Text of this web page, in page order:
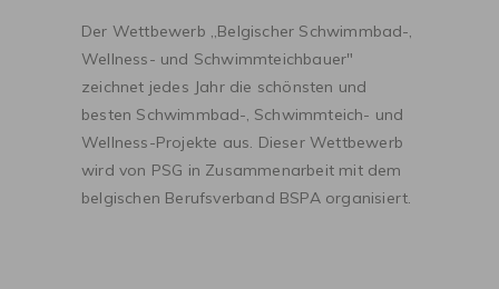
Der Wettbewerb „Belgischer Schwimmbad-,
Wellness- und Schwimmteichbauer"
zeichnet jedes Jahr die schönsten und
besten Schwimmbad-, Schwimmteich- und
Wellness-Projekte aus. Dieser Wettbewerb
wird von PSG in Zusammenarbeit mit dem
belgischen Berufsverband BSPA organisiert.